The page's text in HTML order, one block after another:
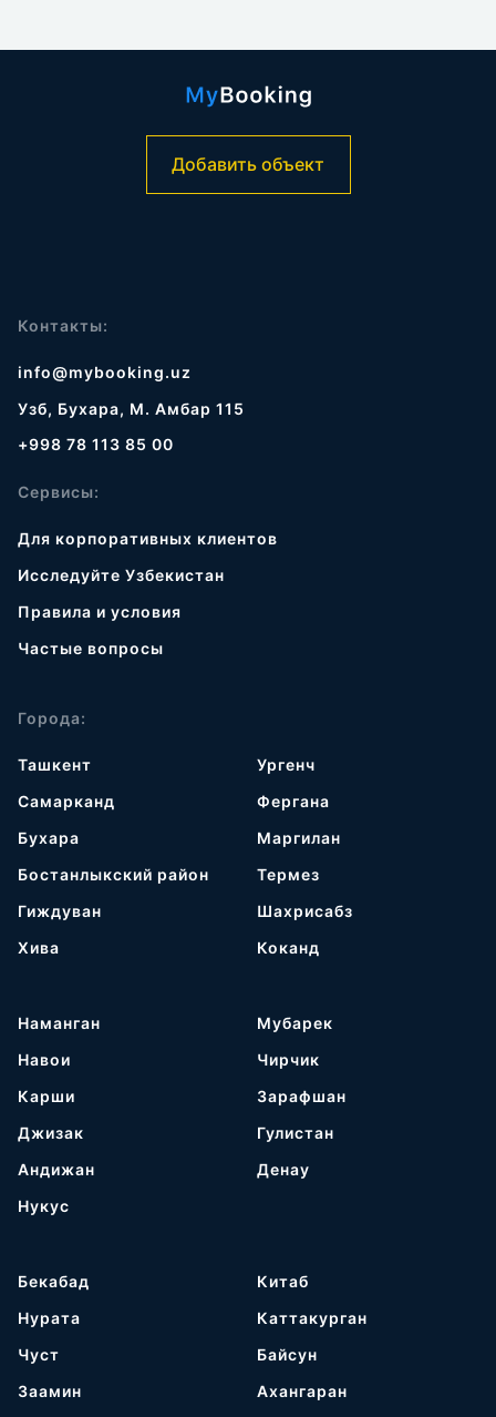
Добавить объект
Контакты:
info@mybooking.uz
Узб, Бухара, М. Амбар 115
+998 78 113 85 00
Сервисы:
Для корпоративных клиентов
Исследуйте Узбекистан
Правила и условия
Частые вопросы
Города:
Ташкент
Самарканд
Бухара
Бостанлыкский район
Гиждуван
Хива
Ургенч
Фергана
Маргилан
Термез
Шахрисабз
Коканд
Наманган
Навои
Карши
Джизак
Андижан
Нукус
Мубарек
Чирчик
Зарафшан
Гулистан
Денау
Бекабад
Нурата
Чуст
Заамин
Китаб
Каттакурган
Байсун
Ахангаран